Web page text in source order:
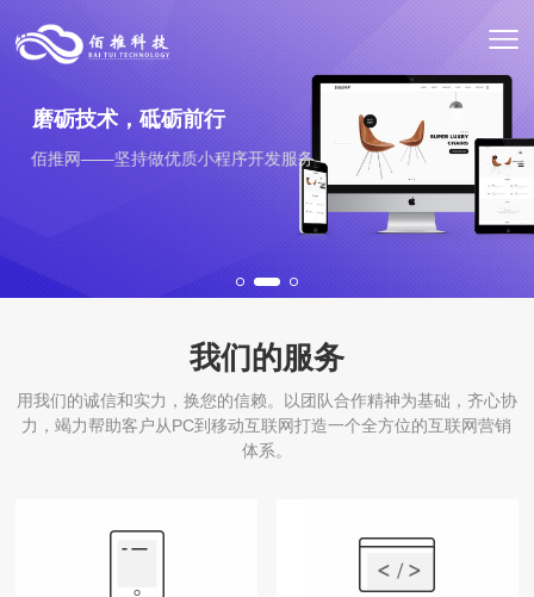
磨砺技术，砥砺前行
佰推网——坚持做优质小程序开发服务
我们的服务
用我们的诚信和实力，换您的信赖。以团队合作精神为基础，齐心协
力，竭力帮助客户从PC到移动互联网打造一个全方位的互联网营销
体系。